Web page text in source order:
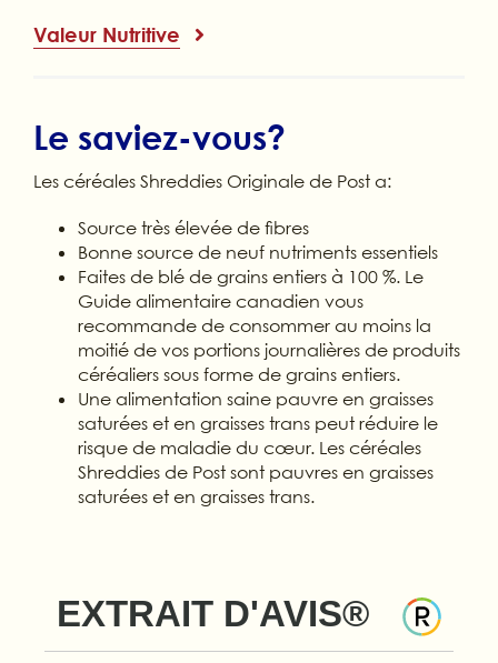
Valeur Nutritive
Le saviez-vous?
Les céréales Shreddies Originale de Post a:
Source très élevée de fibres
Bonne source de neuf nutriments essentiels
Faites de blé de grains entiers à 100 %. Le
Guide alimentaire canadien vous
recommande de consommer au moins la
moitié de vos portions journalières de produits
céréaliers sous forme de grains entiers.
Une alimentation saine pauvre en graisses
saturées et en graisses trans peut réduire le
risque de maladie du cœur. Les céréales
Shreddies de Post sont pauvres en graisses
saturées et en graisses trans.
EXTRAIT D'AVIS®